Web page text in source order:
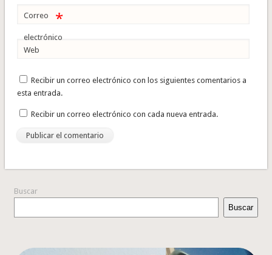
Correo
electrónico
*
Web
Recibir un correo electrónico con los siguientes comentarios a
esta entrada.
Recibir un correo electrónico con cada nueva entrada.
Buscar
Buscar